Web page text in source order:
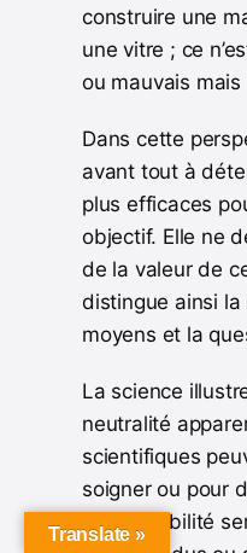
construire une
une vitre ; ce
ou mauvais mais
Dans cette
avant tout à
plus efficaces
objectif. Elle ne
de la valeur de
distingue ainsi
moyens et la
La science
neutralité
scientifiques
soigner ou pour
responsabilité
Translate »